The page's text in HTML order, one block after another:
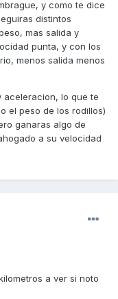
y como te dice
distintos
mas salida y
punta, y con los
menos salida menos
aceleracion, lo que te
el peso de los rodillos)
ganaras algo de
a su velocidad
a ver si noto